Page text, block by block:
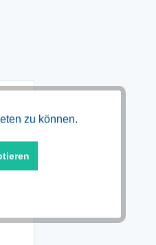
Aktiv
Aktiv
zu können.